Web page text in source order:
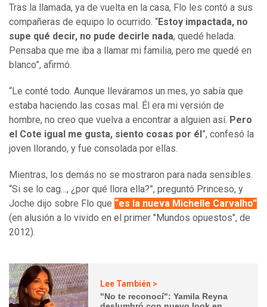
Tras la llamada, ya de vuelta en la casa, Flo les contó a sus
compañeras de equipo lo ocurrido. “Estoy impactada, no
supe qué decir, no pude decirle nada, quedé helada.
Pensaba que me iba a llamar mi familia, pero me quedé en
blanco”, afirmó.
“Le conté todo. Aunque lleváramos un mes, yo sabía que
estaba haciendo las cosas mal. Él era mi versión de
hombre, no creo que vuelva a encontrar a alguien así. Pero
el Cote igual me gusta, siento cosas por él”, confesó la
joven llorando, y fue consolada por ellas.
Mientras, los demás no se mostraron para nada sensibles.
“Si se lo cag…, ¿por qué llora ella?”, preguntó Princeso, y
Joche dijo sobre Flo que “es la nueva Michelle Carvalho”
(en alusión a lo vivido en el primer "Mundos opuestos", de
2012).
Lee También >
"No te reconocí": Yamila Reyna